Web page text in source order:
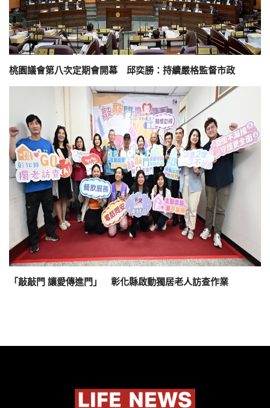
桃園議會第八次定期會開幕 邱奕勝：持續嚴格監督市政
「敲敲門 讓愛傳進門」 彰化縣啟動獨居老人訪查作業